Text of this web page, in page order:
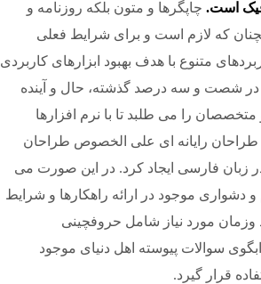
است. چاپگرها و متون بلکه روزنامه و
که لازم است و برای شرایط فعلی
متنوع با هدف بهبود ابزارهای کاربردی
در شصت و سه درصد گذشته، حال و آینده
را می طلبد تا با نرم افزارها
رایانه ای علی الخصوص طراحان
زبان فارسی ایجاد کرد. در این صورت می
دشواری موجود در ارائه راهکارها و شرایط
مورد نیاز شامل حروفچینی
سوالات پیوسته اهل دنیای موجود
قرار گیرد.